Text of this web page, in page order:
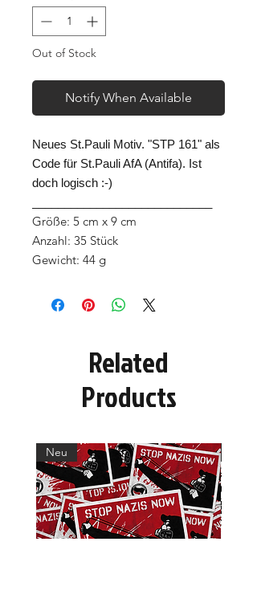
Out of Stock
Notify When Available
Neues St.Pauli Motiv. "STP 161" als
Code für St.Pauli AfA (Antifa). Ist
doch logisch :-)
Größe: 5 cm x 9 cm
Anzahl: 35 Stück
Gewicht: 44 g
Related
Products
Neu